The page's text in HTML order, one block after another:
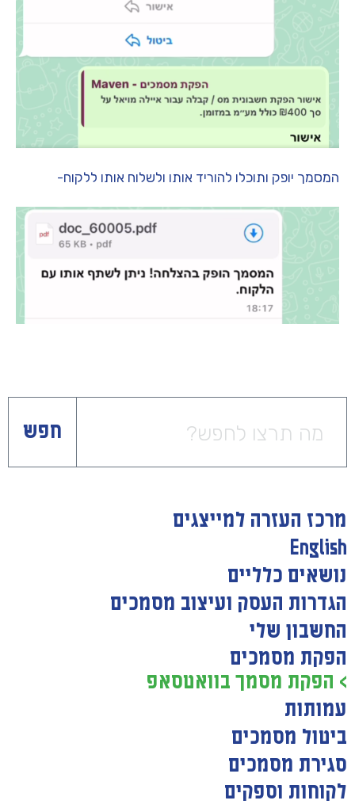
המסמך יופק ותוכלו להוריד אותו ולשלוח אותו ללקוח-
חפש
מרכז העזרה למייצגים
English
נושאים כלליים
הגדרות העסק ועיצוב מסמכים
החשבון שלי
הפקת מסמכים
> הפקת מסמך בוואטסאפ
עמותות
ביטול מסמכים
סגירת מסמכים
לקוחות וספקים